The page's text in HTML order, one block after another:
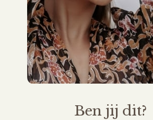
Ben jij dit?